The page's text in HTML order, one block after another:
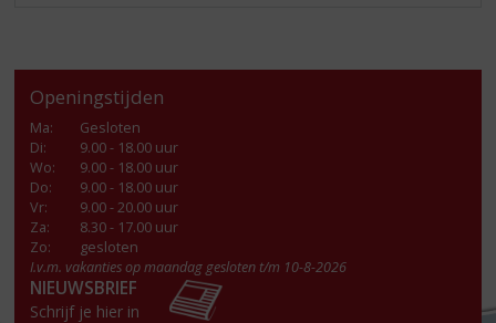
Openingstijden
Ma:
Gesloten
Di:
9.00 - 18.00 uur
Wo:
9.00 - 18.00 uur
Do:
9.00 - 18.00 uur
Vr:
9.00 - 20.00 uur
Za:
8.30 - 17.00 uur
Zo:
gesloten
I.v.m. vakanties op maandag gesloten t/m 10-8-2026
NIEUWSBRIEF
Schrijf je hier in